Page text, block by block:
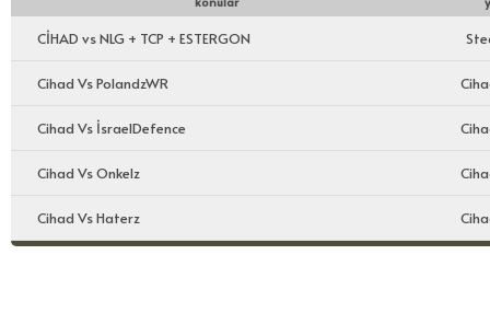
CİHAD vs NLG + TCP + ESTERGON
Cihad Vs PolandzWR
Cihad Vs İsraelDefence
Cihad Vs Onkelz
Cihad Vs Haterz